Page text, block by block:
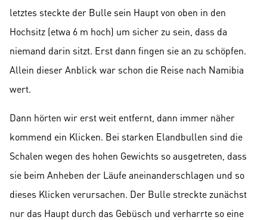
letztes steckte der Bulle sein Haupt von oben in den
Hochsitz (etwa 6 m hoch) um sicher zu sein, dass da
niemand darin sitzt. Erst dann fingen sie an zu schöpfen.
Allein dieser Anblick war schon die Reise nach Namibia
wert.
Dann hörten wir erst weit entfernt, dann immer näher
kommend ein Klicken. Bei starken Elandbullen sind die
Schalen wegen des hohen Gewichts so ausgetreten, dass
sie beim Anheben der Läufe aneinanderschlagen und so
dieses Klicken verursachen. Der Bulle streckte zunächst
nur das Haupt durch das Gebüsch und verharrte so eine